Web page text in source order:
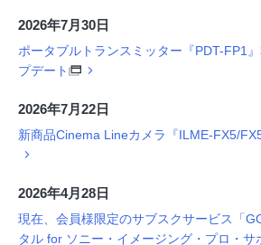
2026年7月30日
ポータブルトランスミッター『PDT-FP1
プデート
2026年7月22日
新商品Cinema Lineカメラ『ILME-FX5/
2026年4月28日
現在、会員様限定のサブスクサービス「
タル for ソニー・イメージング・プロ・サ